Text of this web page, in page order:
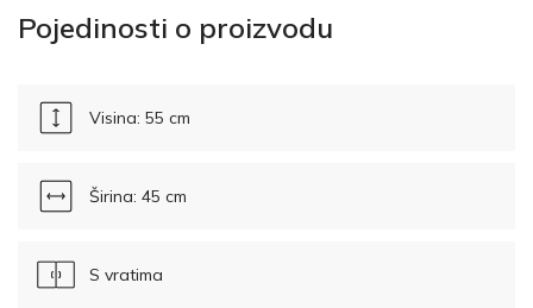
Pojedinosti o proizvodu
Visina: 55 cm
Širina: 45 cm
S vratima